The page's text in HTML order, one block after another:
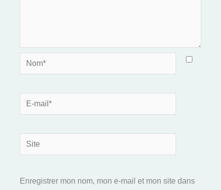
Nom*
E-
mail*
Site
Enregistrer mon nom, mon e-mail et mon site dans